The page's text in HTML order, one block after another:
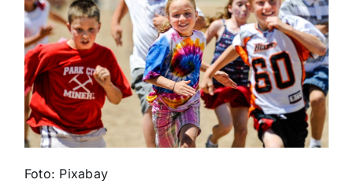
Themen und Termine
Gewinnspiele
Foto: Pixabay